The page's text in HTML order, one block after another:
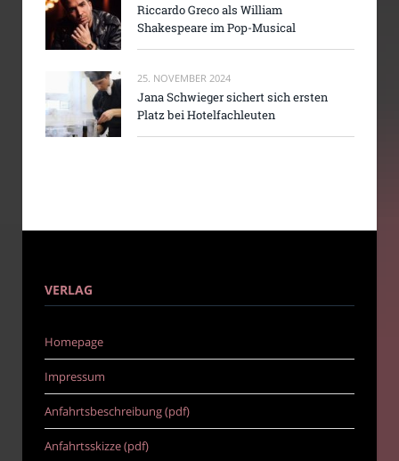
Riccardo Greco als William
Shakespeare im Pop-Musical
25. NOVEMBER 2024
Jana Schwieger sichert sich ersten
Platz bei Hotelfachleuten
VERLAG
Homepage
Impressum
Anfahrtsbeschreibung (pdf)
Anfahrtsskizze (pdf)